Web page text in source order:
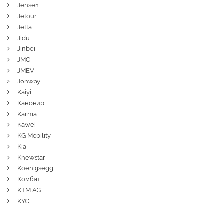
Jensen
Jetour
Jetta
Jidu
Jinbei
JMC
JMEV
Jonway
Kaiyi
Канонир
Karma
Kawei
KG Mobility
Kia
Knewstar
Koenigsegg
Комбат
KTM AG
KYC